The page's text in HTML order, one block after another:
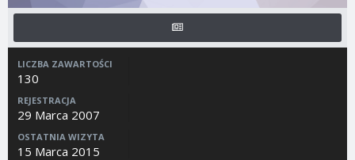
LICZBA ZAWARTOŚCI
130
REJESTRACJA
29 Marca 2007
OSTATNIA WIZYTA
15 Marca 2015